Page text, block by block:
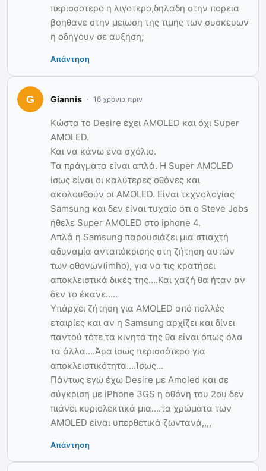
περισσοτερο η λιγοτερο,δηλαδη στην πορεια
βοηθανε στην μειωση της τιμης των συσκευων
η οδηγουν σε αυξηση;
Απάντηση
Giannis 16 χρόνια πριν
Κώστα το Desire έχει AMOLED και όχι Super
AMOLED.
Και να κάνω ένα σχόλιο.
Τα πράγματα είναι απλά. Η Super AMOLED
ίσως είναι οι καλύτερες οθόνες και
ακολουθούν οι AMOLED. Είναι τεχνολογίας
Samsung και δεν είναι τυχαίο ότι ο Steve Jobs
ήθελε Super AMOLED στο iphone 4.
Απλά η Samsung παρουσιάζει μια στιαχτή
αδυναμία ανταπόκρισης στη ζήτηση αυτών
των οθονών(imho), για να τις κρατήσει
αποκλειστικά δικές της….Και χαζή θα ήταν αν
δεν το έκανε…..
Υπάρχει ζήτηση για AMOLED από πολλές
εταιρίες και αν η Samsung αρχίζει και δίνει
παντού τότε τα κινητά της θα είναι όπως όλα
τα άλλα….Άρα ίσως περισσότερο για
αποκλειστικότητα….Ίσως…
Πάντως εγώ έχω Desire με Amoled και σε
σύγκριση με iPhone 3GS η οθόνη του 2ου δεν
πιάνει κυριολεκτικά μια….τα χρώματα των
AMOLED είναι υπερθετικά ζωντανά,,,,
Απάντηση